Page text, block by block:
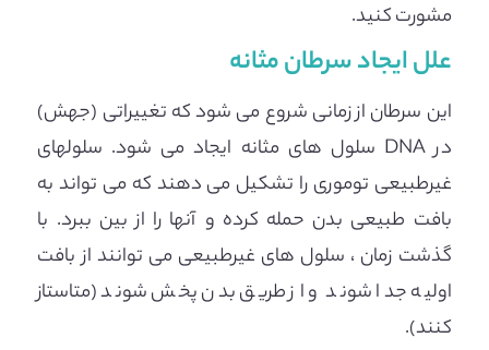
مشورت کنید.
علل ایجاد سرطان مثانه
این سرطان از زمانی شروع می شود که تغییراتی (جهش)
در DNA سلول های مثانه ایجاد می شود. سلولهای
غیرطبیعی توموری را تشکیل می دهند که می تواند به
بافت طبیعی بدن حمله کرده و آنها را از بین ببرد. با
گذشت زمان ، سلول های غیرطبیعی می توانند از بافت
اولیه جدا شوند و از طریق بدن پخش شوند (متاستاز
کنند).